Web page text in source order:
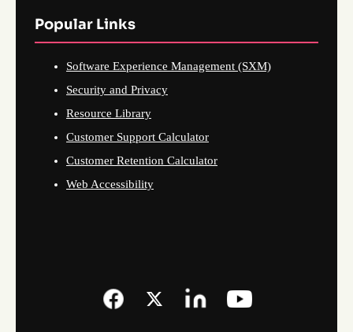
Popular Links
Software Experience Management (SXM)
Security and Privacy
Resource Library
Customer Support Calculator
Customer Retention Calculator
Web Accessibility